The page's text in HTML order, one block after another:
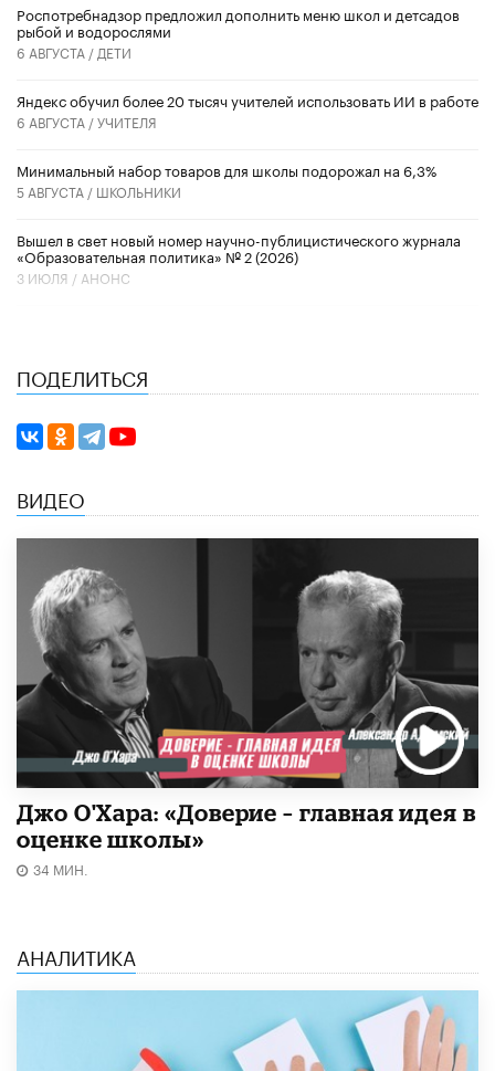
Роспотребнадзор предложил дополнить меню школ и детсадов
рыбой и водорослями
6 АВГУСТА / ДЕТИ
​Яндекс обучил более 20 тысяч учителей использовать ИИ в работе
6 АВГУСТА /УЧИТЕЛЯ
Минимальный набор товаров для школы подорожал на 6,3%
5 АВГУСТА / ШКОЛЬНИКИ
Вышел в свет новый номер научно-публицистического журнала
«Образовательная политика» № 2 (2026)
3 ИЮЛЯ / АНОНС
ПОДЕЛИТЬСЯ
ВИДЕО
Джо О'Хара: «Доверие – главная идея в
оценке школы»
34 МИН.
АНАЛИТИКА